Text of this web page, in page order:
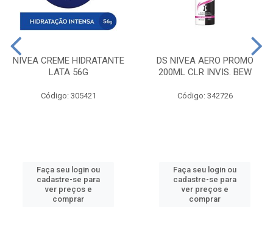
NIVEA CREME HIDRATANTE
LATA 56G
Código: 305421
Faça seu login ou
cadastre-se para
ver preços e
comprar
DS NIVEA AERO PROMO
200ML CLR INVIS. BEW
Código: 342726
Faça seu login ou
cadastre-se para
ver preços e
comprar